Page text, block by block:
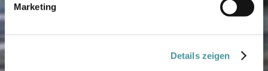
Marketing
Details zeigen